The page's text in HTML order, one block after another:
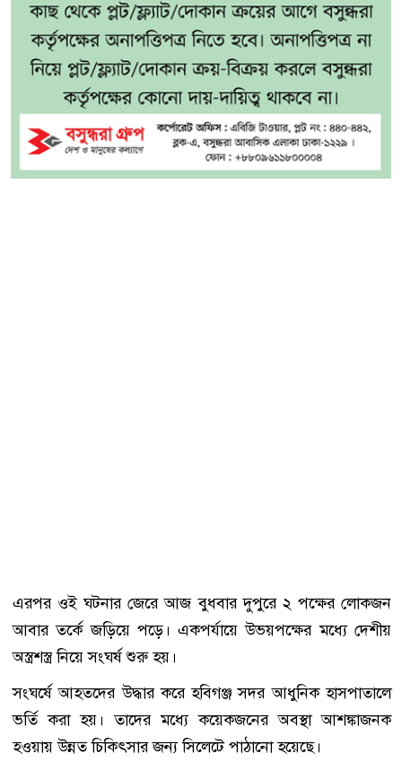
এরপর ওই ঘটনার জেরে আজ বুধবার দুপুরে ২ পক্ষের লোকজন
আবার তর্কে জড়িয়ে পড়ে। একপর্যায়ে উভয়পক্ষের মধ্যে দেশীয়
অস্ত্রশস্ত্র নিয়ে সংঘর্ষ শুরু হয়।
সংঘর্ষে আহতদের উদ্ধার করে হবিগঞ্জ সদর আধুনিক হাসপাতালে
ভর্তি করা হয়। তাদের মধ্যে কয়েকজনের অবস্থা আশঙ্কাজনক
হওয়ায় উন্নত চিকিৎসার জন্য সিলেটে পাঠানো হয়েছে।